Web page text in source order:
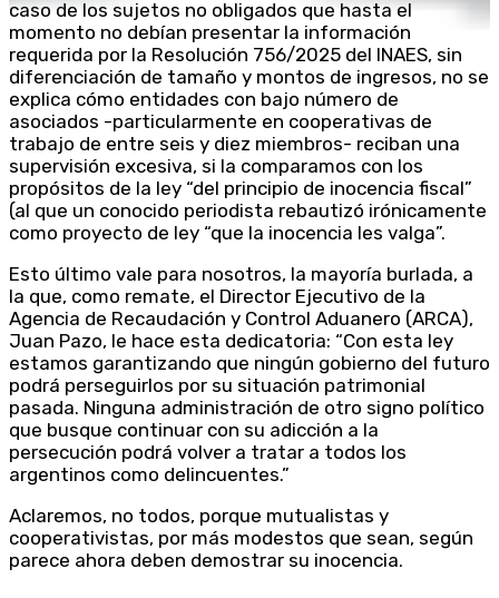
caso de los sujetos no obligados que hasta el
momento no debían presentar la información
requerida por la Resolución 756/2025 del INAES, sin
diferenciación de tamaño y montos de ingresos, no se
explica cómo entidades con bajo número de
asociados -particularmente en cooperativas de
trabajo de entre seis y diez miembros- reciban una
supervisión excesiva, si la comparamos con los
propósitos de la ley “del principio de inocencia fiscal”
(al que un conocido periodista rebautizó irónicamente
como proyecto de ley “que la inocencia les valga”.
Esto último vale para nosotros, la mayoría burlada, a
la que, como remate, el Director Ejecutivo de la
Agencia de Recaudación y Control Aduanero (ARCA),
Juan Pazo, le hace esta dedicatoria: “Con esta ley
estamos garantizando que ningún gobierno del futuro
podrá perseguirlos por su situación patrimonial
pasada. Ninguna administración de otro signo político
que busque continuar con su adicción a la
persecución podrá volver a tratar a todos los
argentinos como delincuentes.”
Aclaremos, no todos, porque mutualistas y
cooperativistas, por más modestos que sean, según
parece ahora deben demostrar su inocencia.